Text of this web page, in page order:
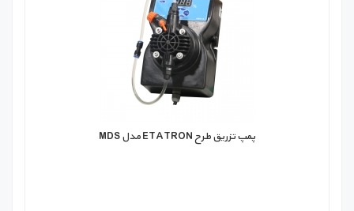
پمپ تزریق طرح ETATRON مدل MDS